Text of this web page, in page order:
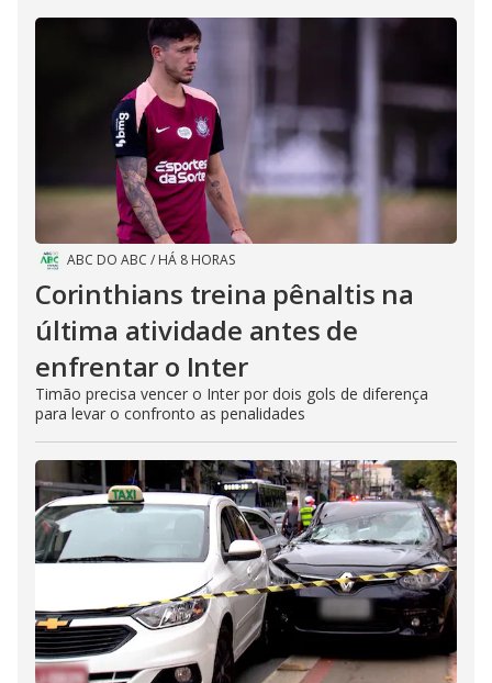
ABC DO ABC / HÁ 8 HORAS
Corinthians treina pênaltis na
última atividade antes de
enfrentar o Inter
Timão precisa vencer o Inter por dois gols de diferença
para levar o confronto as penalidades